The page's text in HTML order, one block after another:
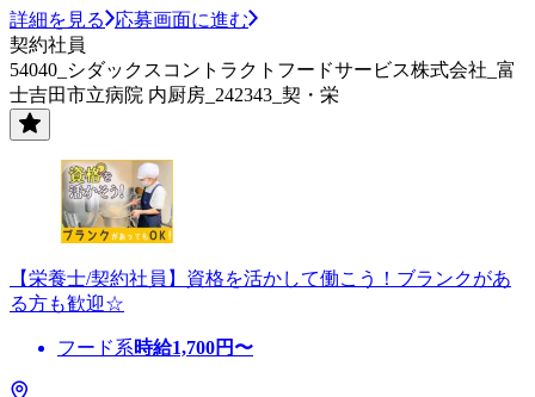
詳細を見る
応募画面に進む
契約社員
54040_シダックスコントラクトフードサービス株式会社_富
士吉田市立病院 内厨房_242343_契・栄
【栄養士/契約社員】資格を活かして働こう！ブランクがあ
る方も歓迎☆
フード系時給1,700円〜